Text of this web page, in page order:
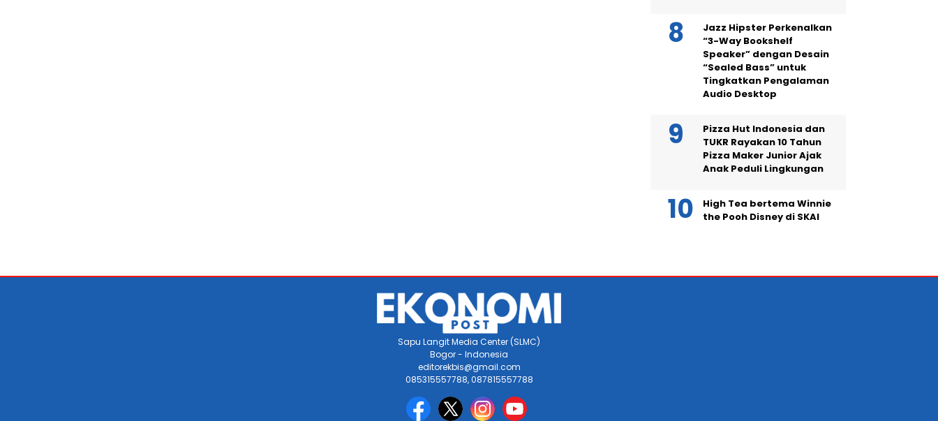
Jazz Hipster Perkenalkan
“3-Way Bookshelf
Speaker” dengan Desain
“Sealed Bass” untuk
Tingkatkan Pengalaman
Audio Desktop
Pizza Hut Indonesia dan
TUKR Rayakan 10 Tahun
Pizza Maker Junior Ajak
Anak Peduli Lingkungan
High Tea bertema Winnie
the Pooh Disney di SKAI
Sapu Langit Media Center (SLMC)
Bogor - Indonesia
editorekbis@gmail.com
085315557788, 087815557788